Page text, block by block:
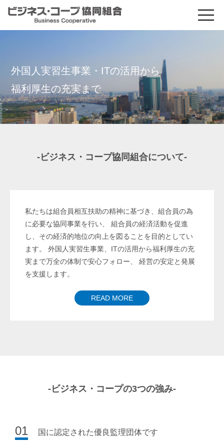
外国人実習生事業・ITの活用から
福利厚生の充実まで
-ビジネス・コープ協同組合について-
私たちは組合員相互扶助の精神に基づき、組合員の為
に必要な協同事業を行い、 組合員の経済活動を促進
し、その経済的地位の向上を図ることを目的としてい
ます。 外国人実習生事業、ITの活用から福利厚生の充
実まで万全の体制で安心フォロー、 経営の安定と発展
を支援します。
READ MORE
-ビジネス・コープの3つの強み-
01 国に認定された優良監理団体です